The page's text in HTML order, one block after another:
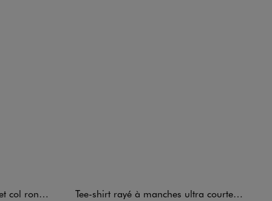
femme
Tee-shirt rayé à manches ultra courtes femme